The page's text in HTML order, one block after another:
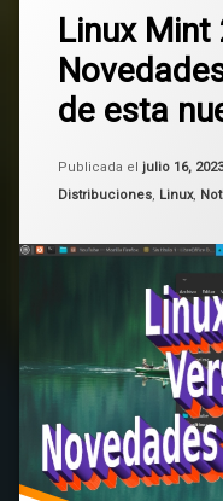
Linux
de esta
Publicada el julio 16, 2023
Categorías:
Distribuciones, Linux,
GTK
Linux
Linux
Linux
un
comentario
en
Linux
Mint
21.2
–
Novedades
de